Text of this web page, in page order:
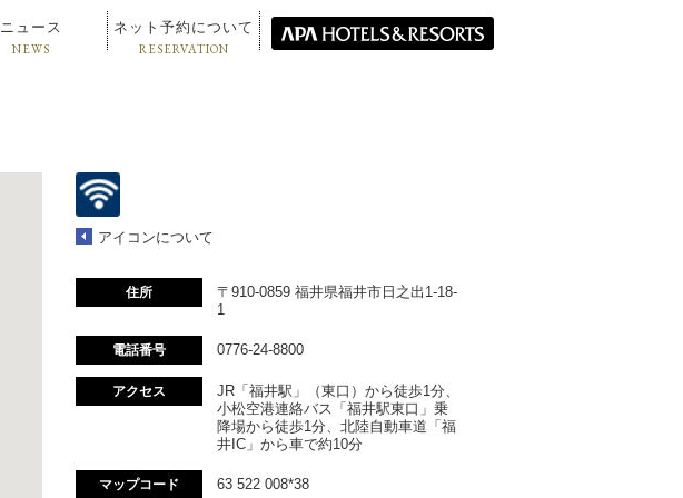
ニュース
NEWS
ネット予約について
RESERVATION
アイコンについて
住所
〒910-0859 福井県福井市日之出1-18-
1
電話番号 0776-24-8800
アクセス
JR「福井駅」（東口）から徒歩1分、
小松空港連絡バス「福井駅東口」乗
降場から徒歩1分、北陸自動車道「福
井IC」から車で約10分
マップコード 63 522 008*38